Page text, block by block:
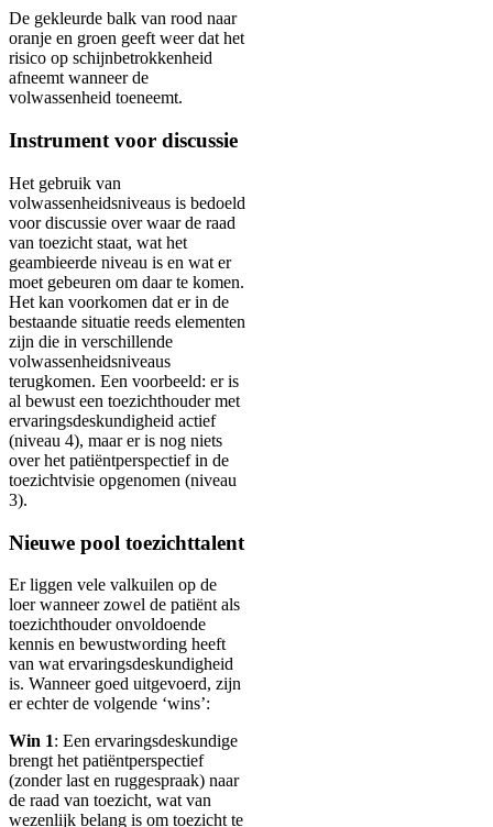
De gekleurde balk van rood naar
oranje en groen geeft weer dat het
risico op schijnbetrokkenheid
afneemt wanneer de
volwassenheid toeneemt.
Instrument voor discussie
Het gebruik van
volwassenheidsniveaus is bedoeld
voor discussie over waar de raad
van toezicht staat, wat het
geambieerde niveau is en wat er
moet gebeuren om daar te komen.
Het kan voorkomen dat er in de
bestaande situatie reeds elementen
zijn die in verschillende
volwassenheidsniveaus
terugkomen. Een voorbeeld: er is
al bewust een toezichthouder met
ervaringsdeskundigheid actief
(niveau 4), maar er is nog niets
over het patiëntperspectief in de
toezichtvisie opgenomen (niveau
3).
Nieuwe pool toezichttalent
Er liggen vele valkuilen op de
loer wanneer zowel de patiënt als
toezichthouder onvoldoende
kennis en bewustwording heeft
van wat ervaringsdeskundigheid
is. Wanneer goed uitgevoerd, zijn
er echter de volgende ‘wins’:
Win 1: Een ervaringsdeskundige
brengt het patiëntperspectief
(zonder last en ruggespraak) naar
de raad van toezicht, wat van
wezenlijk belang is om toezicht te